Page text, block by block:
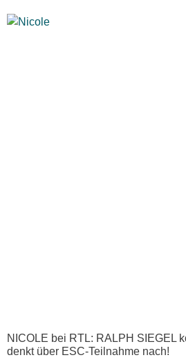
NICOLE bei RTL: RALPH SIEGEL
denkt über ESC-Teilnahme nach!